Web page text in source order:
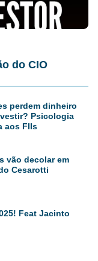
do CIO
perdem dinheiro
Psicologia
aos FIIs
vão decolar em
Cesarotti
Feat Jacinto